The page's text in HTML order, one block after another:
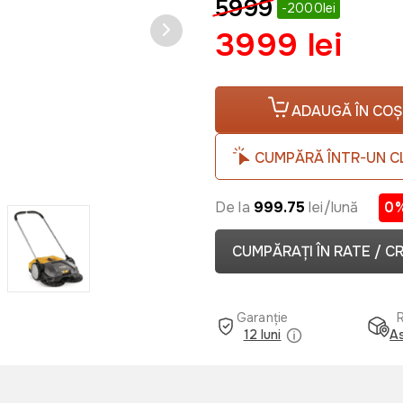
5999 -2000lei
3999 lei
ADAUGĂ ÎN COȘ
CUMPĂRĂ ÎNTR-UN
De la 999.75 lei/lună
CUMPĂRAȚI ÎN RATE /
Garanție
12 luni